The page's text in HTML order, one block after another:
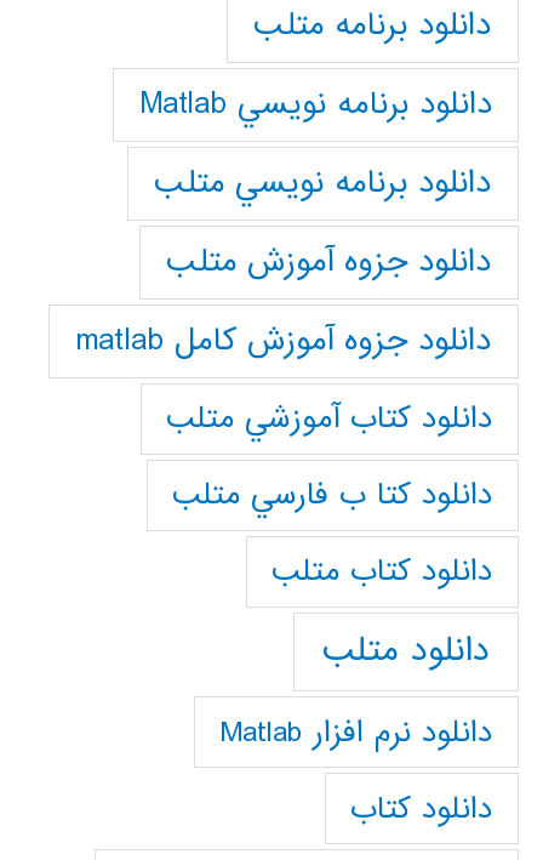
دانلود برنامه متلب
دانلود برنامه نويسي Matlab
دانلود برنامه نويسي متلب
دانلود جزوه آموزش متلب
دانلود جزوه آموزش کامل matlab
دانلود كتاب آموزشي متلب
دانلود كتا ب فارسي متلب
دانلود كتاب متلب
دانلود متلب
دانلود نرم افزار Matlab
دانلود کتاب